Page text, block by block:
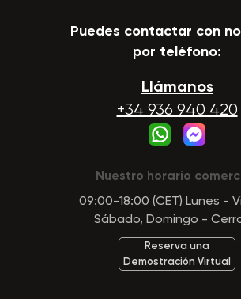
Llámanos
+34 936 940 420
Puedes contactar con
por teléfono:
Nuestro horario
09:00-18:00 (CET) Lunes -
Sábado, Domingo -
Reserva una
Demostración Virtual